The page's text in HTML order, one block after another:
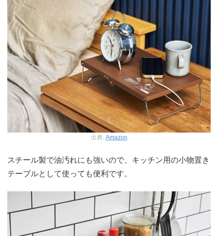
出典: Amazon
スチール製で油汚れにも強いので、キッチン用の小物置き
テーブルとして使っても便利です。